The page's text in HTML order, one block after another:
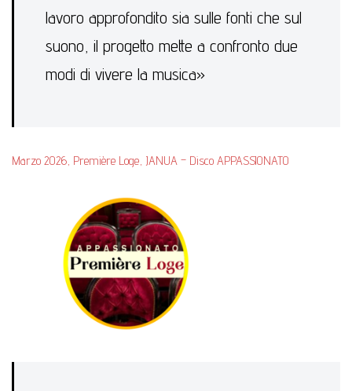
lavoro approfondito sia sulle fonti che sul
suono, il progetto mette a confronto due
modi di vivere la musica»
Marzo 2026, Première Loge, JANUA – Disco APPASSIONATO